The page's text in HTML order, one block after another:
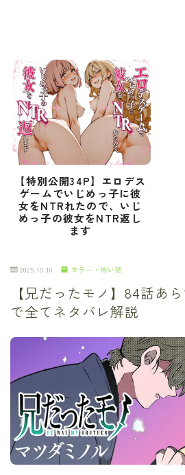
【特別公開34P】エロデス
ゲームでいじめっ子に彼
女をNTRれたので、いじ
めっ子の彼女をNTR返し
ます
2025.10.10 ホラー・怖い話
【兄だったモノ】84話あ
で全てネタバレ解説